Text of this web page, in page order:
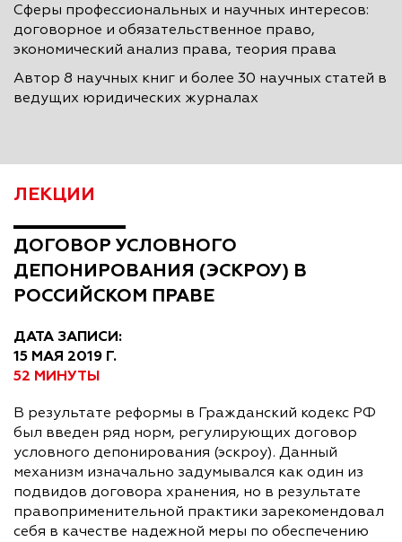
Сферы профессиональных и научных интересов:
договорное и обязательственное право,
экономический анализ права, теория права
Автор 8 научных книг и более 30 научных статей в
ведущих юридических журналах
ЛЕКЦИИ
ДОГОВОР УСЛОВНОГО
ДЕПОНИРОВАНИЯ (ЭСКРОУ) В
РОССИЙСКОМ ПРАВЕ
ДАТА ЗАПИСИ:
15 МАЯ 2019 Г.
52 МИНУТЫ
В результате реформы в Гражданский кодекс РФ
был введен ряд норм, регулирующих договор
условного депонирования (эскроу). Данный
механизм изначально задумывался как один из
подвидов договора хранения, но в результате
правоприменительной практики зарекомендовал
себя в качестве надежной меры по обеспечению